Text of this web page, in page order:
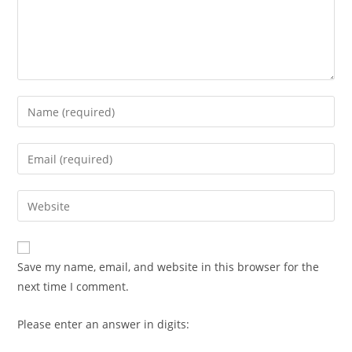
Enter
your
name
comment
Enter
your
email
address
comment
Enter
your
website
URL
(optional)
Save my name, email, and website in this browser for the
next time I comment.
Please enter an answer in digits: